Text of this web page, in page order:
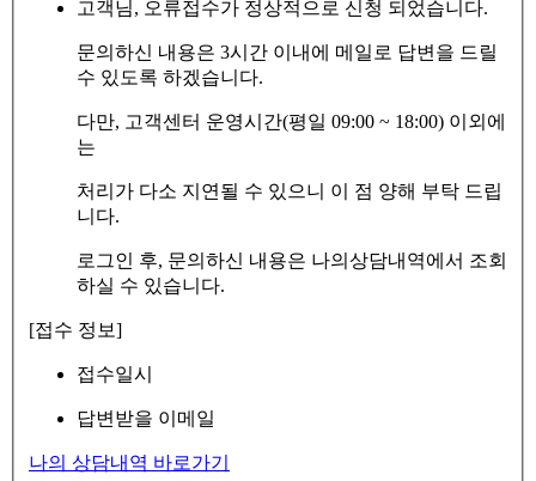
고객님, 오류접수가 정상적으로 신청 되었습니다.
문의하신 내용은 3시간 이내에 메일로 답변을 드릴
수 있도록 하겠습니다.
다만, 고객센터 운영시간(평일 09:00 ~ 18:00) 이외에
는
처리가 다소 지연될 수 있으니 이 점 양해 부탁 드립
니다.
로그인 후, 문의하신 내용은 나의상담내역에서 조회
하실 수 있습니다.
[접수 정보]
접수일시
답변받을 이메일
나의 상담내역 바로가기